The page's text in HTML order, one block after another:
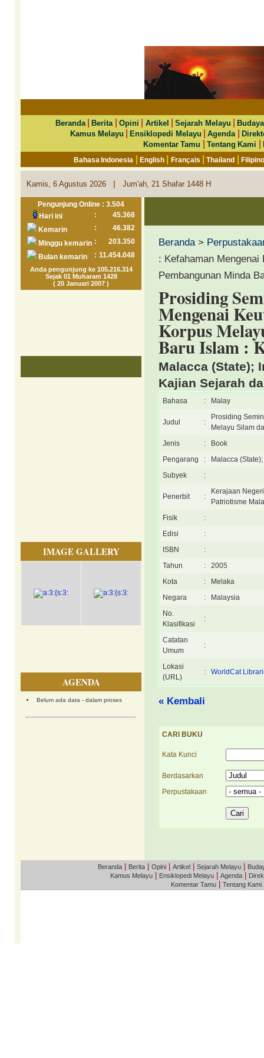
Beranda|Berita Opini Artikel |Sejarah Melayu |
Kamus Melayu
|Ensiklopedi Melayu |Agenda |
Komentar Tamu
|Tentang Kami |
Bahasa Indonesia |English Français |Thailand |
Kamis, 6 Agustus 2026 | Jum'ah, 21 Shafar 1448 H
Pengunjung Online : 3.504
Hari ini
:
45.368
Kemarin
:
46.382
Minggu kemarin :
203.350
Bulan kemarin
: 11.454.048
Anda pengunjung ke 105.216.314
Sejak 01 Muharam 1428
( 20 Januari 2007 )
IMAGE GALLERY
AGENDA
Belum ada data - dalam proses
Beranda>
: Kefahaman
Pembangunan Minda
Prosiding
Mengenai
Korpus
Baru Islam :
Malacca (State);
Kajian Sejarah
Bahasa : Malay
Judul :
Prosiding
Melayu Silam
Jenis
:
Book
Pengarang
:
Malacca
Subyek
:
Penerbit :
Kerajaan
Patriotisme
Fisik
:
Edisi
:
ISBN
:
Tahun
:
2005
Kota
:
Melaka
Negara
:
Malaysia
No.
Klasifikasi
:
Catatan
Umum
:
Lokasi
(URL)
: WorldCat
« Kembali
CARI BUKU
Kata Kunci
Berdasarkan
Perpustakaan
Beranda Berita Opini Artikel Sejarah Melayu
Kamus Melayu
Ensiklopedi Melayu Agenda
Komentar Tamu
Tentang Kami